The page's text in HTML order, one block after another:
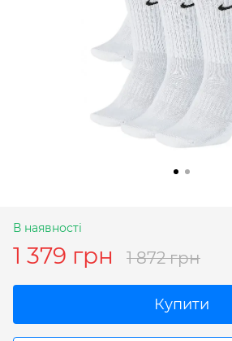
В наявності
1 379 грн 1 872 грн
Купити